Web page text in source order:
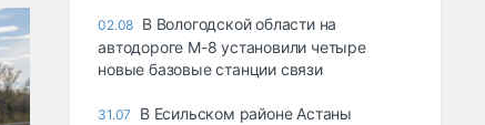
02.08 В Вологодской области на
автодороге М-8 установили четыре
новые базовые станции связи
31.07
В Есильском районе Астаны